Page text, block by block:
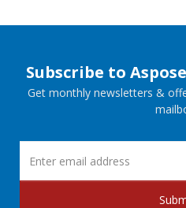
Subscribe to
Get monthly newsletters &